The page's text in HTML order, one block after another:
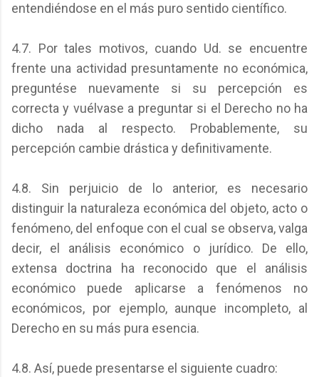
entendiéndose en el más puro sentido científico.
4.7. Por tales motivos, cuando Ud. se encuentre
frente una actividad presuntamente no económica,
preguntése nuevamente si su percepción es
correcta y vuélvase a preguntar si el Derecho no ha
dicho nada al respecto. Probablemente, su
percepción cambie drástica y definitivamente.
4.8. Sin perjuicio de lo anterior, es necesario
distinguir la naturaleza económica del objeto, acto o
fenómeno, del enfoque con el cual se observa, valga
decir, el análisis económico o jurídico. De ello,
extensa doctrina ha reconocido que el análisis
económico puede aplicarse a fenómenos no
económicos, por ejemplo, aunque incompleto, al
Derecho en su más pura esencia.
4.8. Así, puede presentarse el siguiente cuadro: